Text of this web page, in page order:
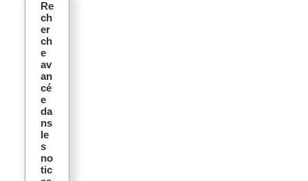
Re
ch
er
ch
e
av
an
cé
e
da
ns
le
s
no
tic